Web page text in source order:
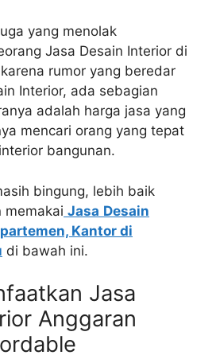
yang menolak
Jasa Desain Interior di
rumor yang beredar
Interior, ada sebagian
adalah harga jasa yang
mencari orang yang tepat
bangunan.
bingung, lebih baik
memakai Jasa Desain
Kantor di
di bawah ini.
Jasa
Anggaran